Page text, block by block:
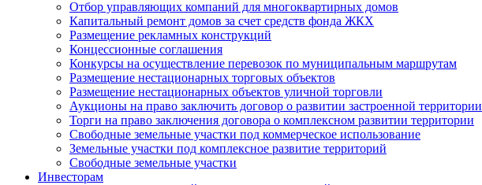
Отбор управляющих компаний для многоквартирных домов
Капитальный ремонт домов за счет средств фонда ЖКХ
Размещение рекламных конструкций
Концессионные соглашения
Конкурсы на осуществление перевозок по муниципальным маршрутам
Размещение нестационарных торговых объектов
Размещение нестационарных объектов уличной торговли
Аукционы на право заключить договор о развитии застроенной территории
Торги на право заключения договора о комплексном развитии территории
Свободные земельные участки под коммерческое использование
Земельные участки под комплексное развитие территорий
Свободные земельные участки
Инвесторам